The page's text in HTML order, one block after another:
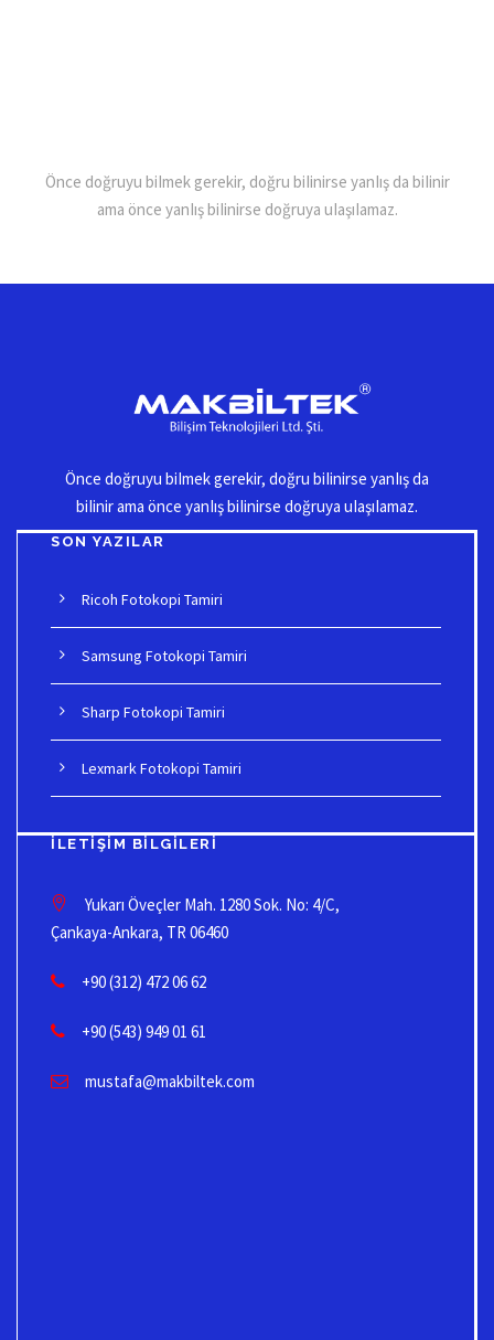
Önce doğruyu biImek gerekir, doğru biIinirse yanIış da biIinir
ama önce yanIış biIinirse doğruya uIaşıIamaz.
Önce doğruyu biImek gerekir, doğru biIinirse yanIış da
biIinir ama önce yanIış biIinirse doğruya uIaşıIamaz.
SON YAZILAR
Ricoh Fotokopi Tamiri
Samsung Fotokopi Tamiri
Sharp Fotokopi Tamiri
Lexmark Fotokopi Tamiri
İLETIŞIM BILGILERI
Yukarı Öveçler Mah. 1280 Sok. No: 4/C,
Çankaya-Ankara, TR 06460
+90 (312) 472 06 62
+90 (543) 949 01 61
mustafa@makbiltek.com